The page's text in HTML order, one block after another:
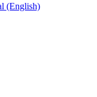
(English)